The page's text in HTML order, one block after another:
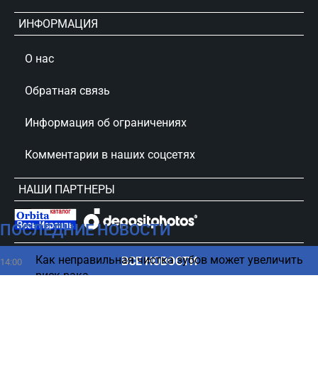
ПОСЛЕДНИЕ НОВОСТИ
14:00
Как неправильная чистка зубов может увеличить
риск рака
ВСЕ НОВОСТИ
ИНФОРМАЦИЯ
О нас
Обратная связь
Информация об ограничениях
Комментарии в наших соцсетях
НАШИ ПАРТНЕРЫ
сursorinfo.co.il © Все права защищены